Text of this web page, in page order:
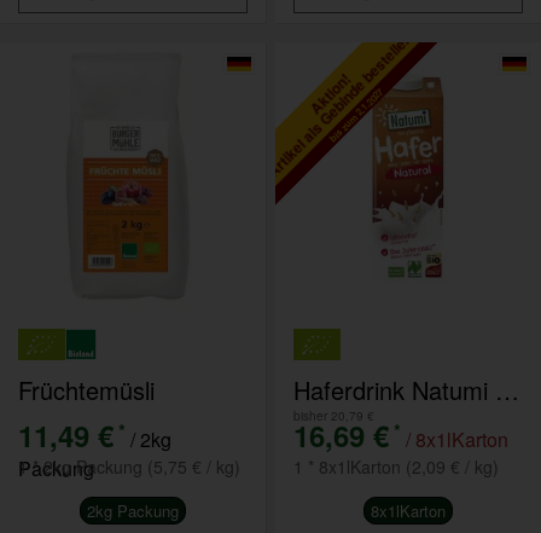
Früchtemüsli
11,49 € * / 2kg
Packung
1 * 2kg Packung (5,75 € / kg)
2kg Packung
Aktion!
Artikel als Gebinde bestellen
bis zum 2.1.2027
Haferdrink Natumi natur 8x1l
bisher 20,79 €
16,69 € * / 8x1lKarton
1 * 8x1lKarton (2,09 € / kg)
8x1lKarton